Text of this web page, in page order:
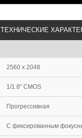
ТЕХНИЧЕСКИЕ
2560 х 2048
1/1.8" CMOS
Прогрессивная
С фиксированным